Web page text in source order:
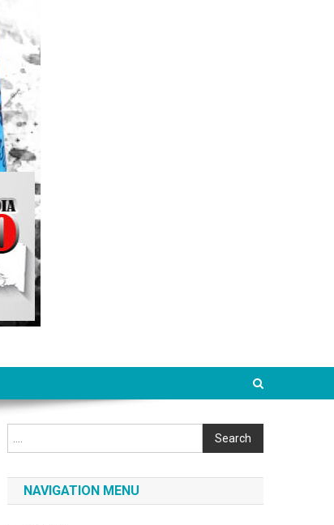
Search
NAVIGATION MENU